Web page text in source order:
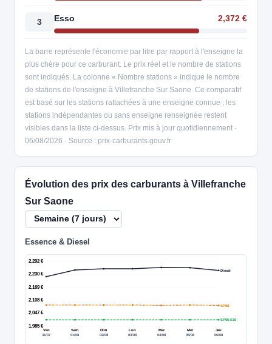
3 Esso 2,372 €
La barre représente l'économie par litre par rapport à l'enseigne la
plus chère pour ce carburant. Le prix réel et le nombre de stations
sont indiqués. La colonne « Nombre stations » indique le nombre
de stations de l'enseigne à Villefranche Sur Saone. Ce comparatif
est basé sur les stations rattachées à une enseigne connue ; les
stations indépendantes ou sans enseigne renseignée restent
visibles dans la liste ci-dessus. Prix mis à jour quotidiennement ·
06/08/2026 · Source : prix-carburants.gouv.fr
Évolution des prix des carburants à Villefranche
Sur Saone
Essence & Diesel
1,985 €
2,047 €
2,108 €
2,169 €
2,230 €
2,292 €
Ven
31/07
Sam
01/08
Dim
02/08
Lun
03/08
Mar
04/08
Mer
05/08
Jeu
06/08
Diesel
SP95-E10
SP98